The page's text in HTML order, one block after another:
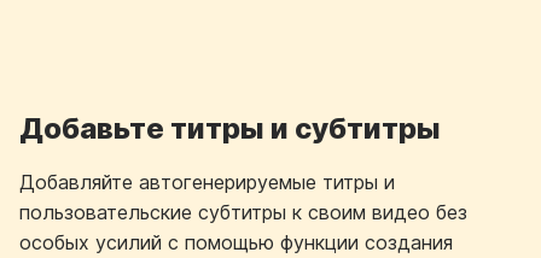
Добавьте титры и субтитры
Добавляйте автогенерируемые титры и
пользовательские субтитры к своим видео без
особых усилий с помощью функции создания